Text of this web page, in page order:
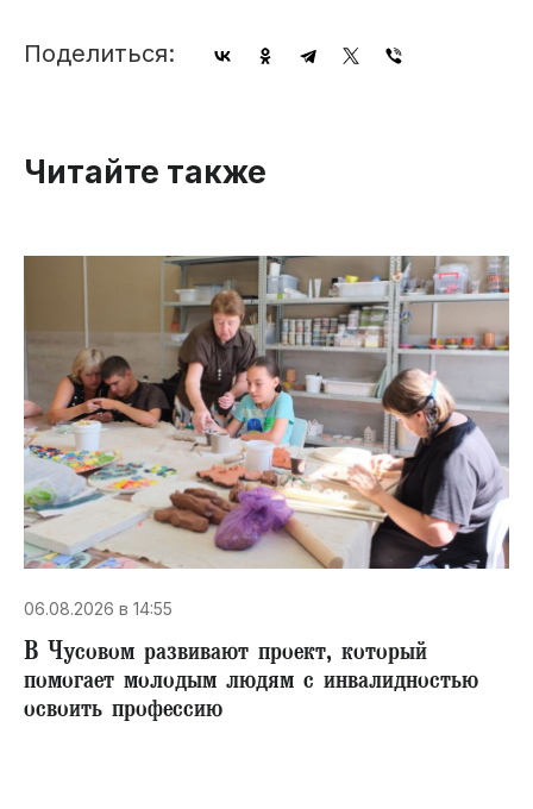
Поделиться:
Читайте также
06.08.2026 в 14:55
В Чусовом развивают проект, который
помогает молодым людям с инвалидностью
освоить профессию